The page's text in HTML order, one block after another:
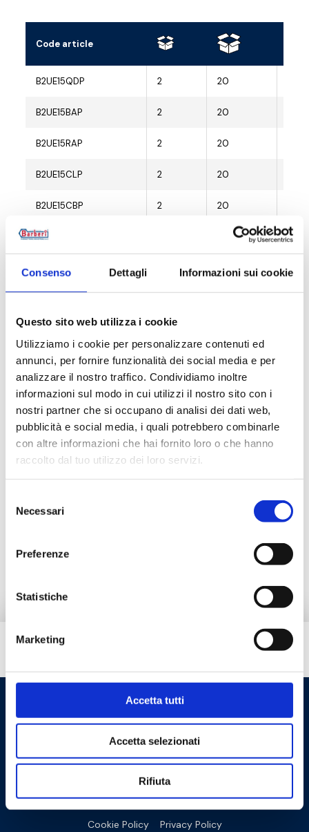
Consenso Dettagli Informazioni sui cookie
Questo sito web utilizza i cookie
Utilizziamo i cookie per personalizzare contenuti ed
annunci, per fornire funzionalità dei social media e per
analizzare il nostro traffico. Condividiamo inoltre
informazioni sul modo in cui utilizzi il nostro sito con i
nostri partner che si occupano di analisi dei dati web,
pubblicità e social media, i quali potrebbero combinarle
con altre informazioni che hai fornito loro o che hanno
raccolto dal tuo utilizzo dei loro servizi.
delNecessari
Preferenze
Statistiche
Marketing
Accetta tutti
Accetta selezionati
Rifiuta
Code article
B2UE15QDP 2 20
B2UE15BAP 2 20
B2UE15RAP 2 20
B2UE15CLP 2 20
B2UE15CBP 2 20
B2UE15CSP G 1/
B2UE15NZP 20 G 1/
Description
Documentation
Accessoires
Pièces de rechange
Cookie Policy Privacy Policy